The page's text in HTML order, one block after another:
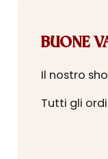
BUONE
Il nostro
Tutti gli